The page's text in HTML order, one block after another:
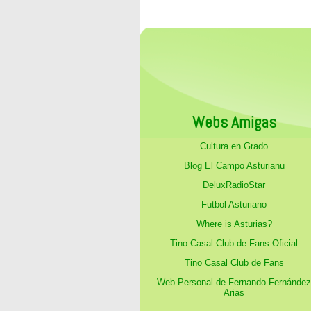
Webs Amigas
Cultura en Grado
Blog El Campo Asturianu
DeluxRadioStar
Futbol Asturiano
Where is Asturias?
Tino Casal Club de Fans Oficial
Tino Casal Club de Fans
Web Personal de Fernando Fernández
Arias